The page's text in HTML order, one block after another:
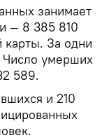
занимает
— 8 385 810
карты. За одни
Число умерших
589.
и 210